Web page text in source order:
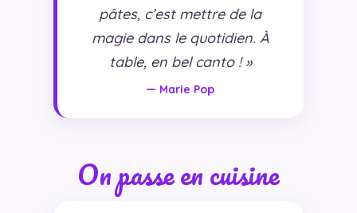
pâtes, c’est mettre de la
magie dans le quotidien. À
table, en bel canto ! »
— Marie Pop
On passe en cuisine